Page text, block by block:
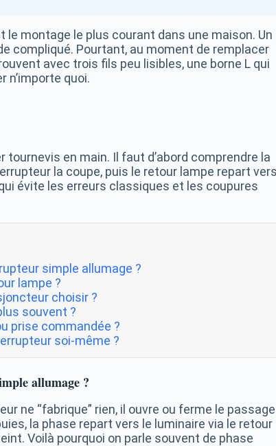
le montage le plus courant dans une maison. Un
compliqué. Pourtant, au moment de remplacer
avec trois fils peu lisibles, une borne L qui
n’importe quoi.
tournevis en main. Il faut d’abord comprendre la
la coupe, puis le retour lampe repart vers
évite les erreurs classiques et les coupures
simple allumage ?
lampe ?
choisir ?
souvent ?
prise commandée ?
soi-même ?
allumage ?
ne “fabrique” rien, il ouvre ou ferme le passage
la phase repart vers le luminaire via le retour
Voilà pourquoi on parle souvent de phase